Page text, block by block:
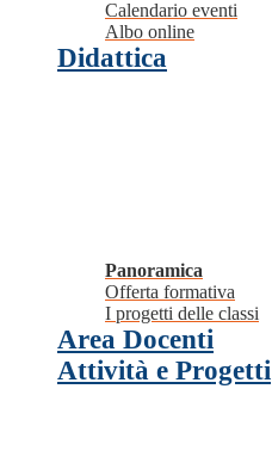
Calendario eventi
Albo online
Didattica
Panoramica
Offerta formativa
I progetti delle classi
Area Docenti
Attività e Progetti